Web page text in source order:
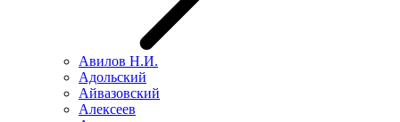
Авилов Н.И.
Адольский
Айвазовский
Алексеев